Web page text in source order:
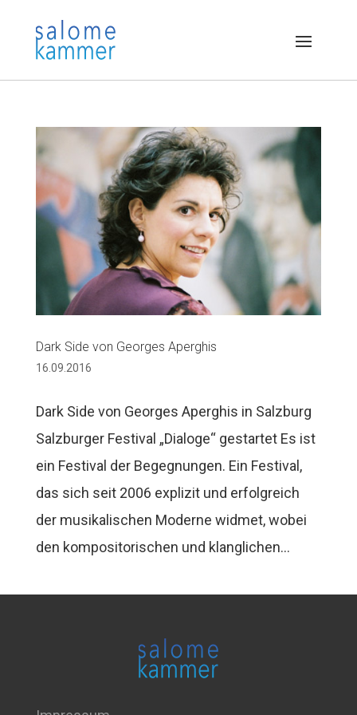
Dark Side von Georges Aperghis
16.09.2016
Dark Side von Georges Aperghis in Salzburg
Salzburger Festival „Dialoge“ gestartet Es ist
ein Festival der Begegnungen. Ein Festival,
das sich seit 2006 explizit und erfolgreich
der musikalischen Moderne widmet, wobei
den kompositorischen und klanglichen...